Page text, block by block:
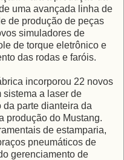
uma avançada linha de
de produção de peças
simuladores de
de torque eletrônico e
das rodas e faróis.
incorporou 22 novos
sistema a laser de
parte dianteira da
produção do Mustang.
de estamparia,
pneumáticos de
gerenciamento de